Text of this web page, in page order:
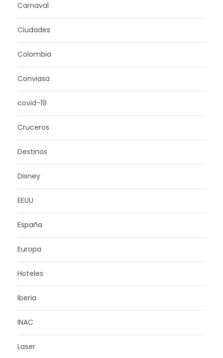
Carnaval
Ciudades
Colombia
Conviasa
covid-19
Cruceros
Destinos
Disney
EEUU
España
Europa
Hoteles
Iberia
INAC
Laser